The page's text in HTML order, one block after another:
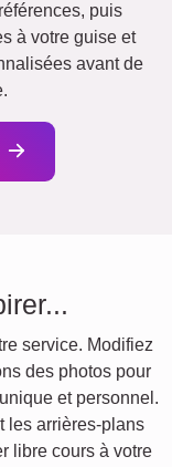
puis
à votre guise et
avant de
service. Modifiez
des photos pour
et personnel.
les arrières-plans
libre cours à votre